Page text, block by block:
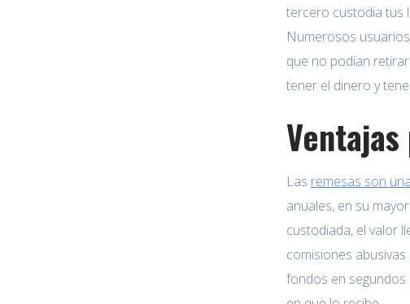
tercero custodia tus
Numerosos
que no podían
tener el dinero y
Las remesas son
anuales, en su
custodiada, el valor
comisiones
fondos en segundos